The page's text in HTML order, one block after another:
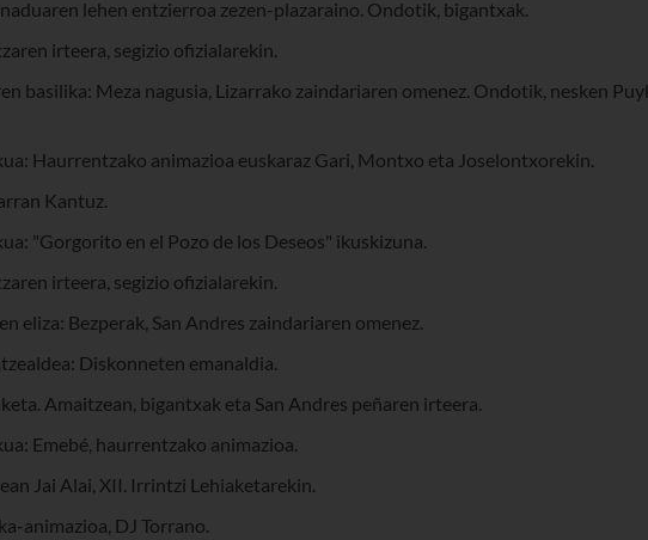
lehen entzierroa zezen-plazaraino. Ondotik, bigantxak.
irteera, segizio ofizialarekin.
basilika: Meza nagusia, Lizarrako zaindariaren omenez. Ondotik, nesken
Haurrentzako animazioa euskaraz Gari, Montxo eta Joselontxorekin.
Kantuz.
"Gorgorito en el Pozo de los Deseos" ikuskizuna.
irteera, segizio ofizialarekin.
eliza: Bezperak, San Andres zaindariaren omenez.
Diskonneten emanaldia.
Amaitzean, bigantxak eta San Andres peñaren irteera.
Emebé, haurrentzako animazioa.
Jai Alai, XII. Irrintzi Lehiaketarekin.
animazioa, DJ Torrano.